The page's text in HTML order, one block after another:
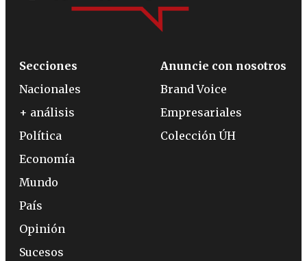
Secciones
Nacionales
+ análisis
Política
Economía
Mundo
País
Opinión
Sucesos
Anuncie con nosotros
Brand Voice
Empresariales
Colección ÚH